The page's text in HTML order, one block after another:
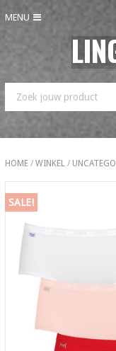
MENU
HOME/ WINKEL/
SALE!